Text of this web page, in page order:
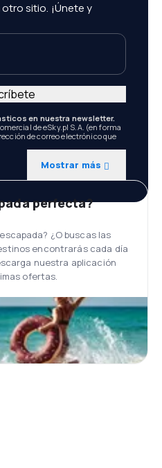
sitio. ¡Únete y
en nuestra newsletter.
de eSky.pl S.A. (en forma
de correo electrónico que
Mostrar más
perfecta?
¿O buscas las
encontrarás cada día
nuestra aplicación
ofertas.